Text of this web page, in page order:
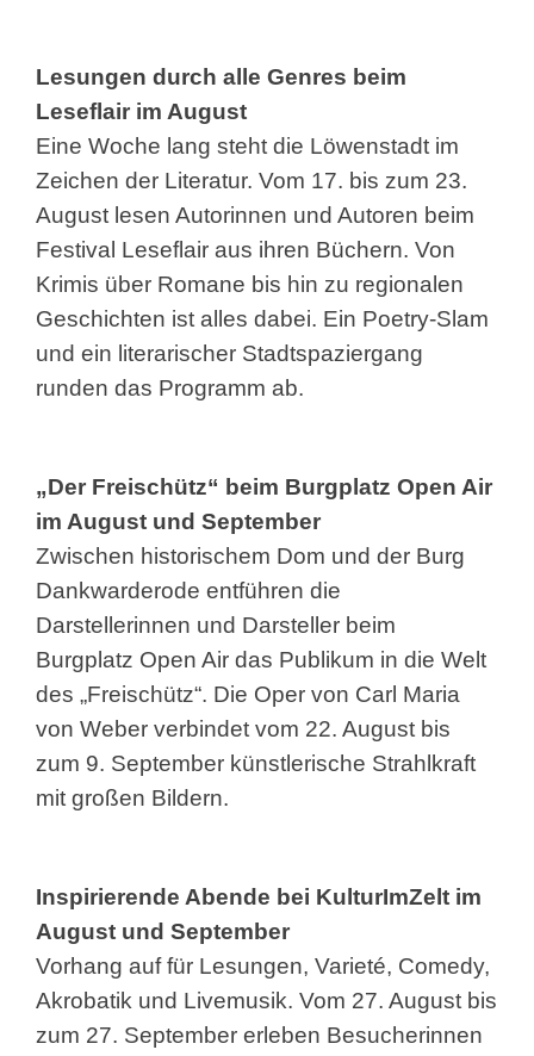
Lesungen durch alle Genres beim
Leseflair im August
Eine Woche lang steht die Löwenstadt im
Zeichen der Literatur. Vom 17. bis zum 23.
August lesen Autorinnen und Autoren beim
Festival Leseflair aus ihren Büchern. Von
Krimis über Romane bis hin zu regionalen
Geschichten ist alles dabei. Ein Poetry-Slam
und ein literarischer Stadtspaziergang
runden das Programm ab.
„Der Freischütz“ beim Burgplatz Open Air
im August und September
Zwischen historischem Dom und der Burg
Dankwarderode entführen die
Darstellerinnen und Darsteller beim
Burgplatz Open Air das Publikum in die Welt
des „Freischütz“. Die Oper von Carl Maria
von Weber verbindet vom 22. August bis
zum 9. September künstlerische Strahlkraft
mit großen Bildern.
Inspirierende Abende bei KulturImZelt im
August und September
Vorhang auf für Lesungen, Varieté, Comedy,
Akrobatik und Livemusik. Vom 27. August bis
zum 27. September erleben Besucherinnen